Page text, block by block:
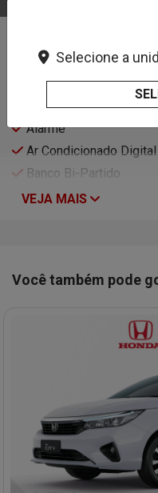
Características e
Air Bag Do Motorista
Air Bag Duplo
Alarme
Ar Condicionado Digital
Banco Bi-Partido
VEJA MAIS
Você também pode
Selecione a